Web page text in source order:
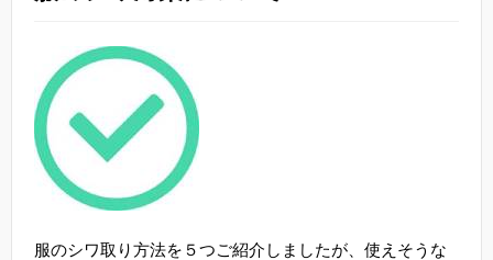
服のシワ取り方法を５つご紹介しましたが、使えそうな